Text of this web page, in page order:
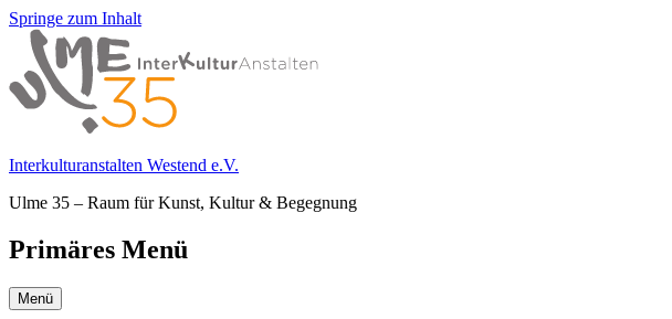
Springe zum Inhalt
Interkulturanstalten Westend e.V.
Ulme 35 – Raum für Kunst, Kultur & Begegnung
Primäres Menü
Menü